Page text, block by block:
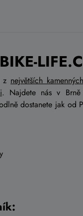
z největších
. Najdete nás v Brně
dostanete jak od